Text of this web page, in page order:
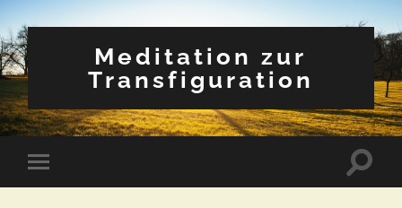
Meditation zur
Transfiguration
Mobile-
Menü